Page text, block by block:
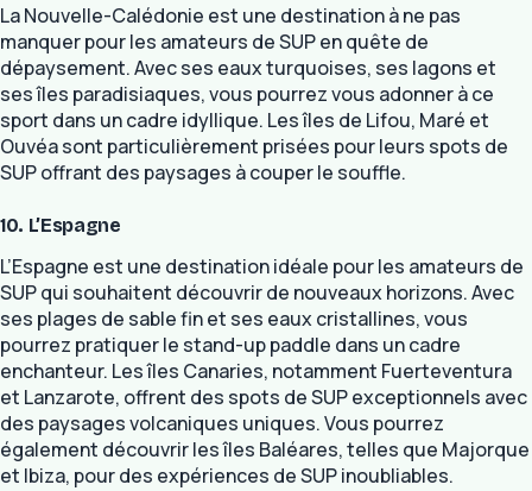
La Nouvelle-Calédonie est une destination à ne pas
manquer pour les amateurs de SUP en quête de
dépaysement. Avec ses eaux turquoises, ses lagons et
ses îles paradisiaques, vous pourrez vous adonner à ce
sport dans un cadre idyllique. Les îles de Lifou, Maré et
Ouvéa sont particulièrement prisées pour leurs spots de
SUP offrant des paysages à couper le souffle.
10. L’Espagne
L’Espagne est une destination idéale pour les amateurs de
SUP qui souhaitent découvrir de nouveaux horizons. Avec
ses plages de sable fin et ses eaux cristallines, vous
pourrez pratiquer le stand-up paddle dans un cadre
enchanteur. Les îles Canaries, notamment Fuerteventura
et Lanzarote, offrent des spots de SUP exceptionnels avec
des paysages volcaniques uniques. Vous pourrez
également découvrir les îles Baléares, telles que Majorque
et Ibiza, pour des expériences de SUP inoubliables.